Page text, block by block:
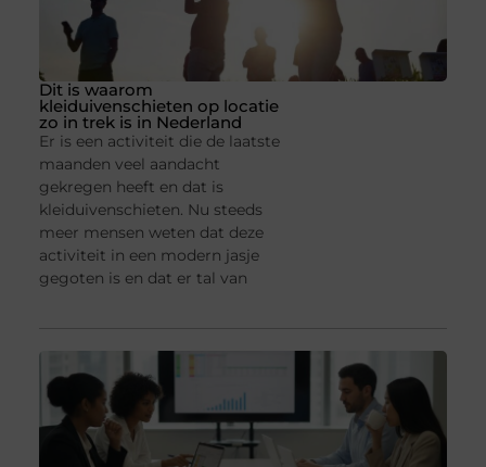
Dit is waarom
kleiduivenschieten op locatie
zo in trek is in Nederland
Er is een activiteit die de laatste
maanden veel aandacht
gekregen heeft en dat is
kleiduivenschieten. Nu steeds
meer mensen weten dat deze
activiteit in een modern jasje
gegoten is en dat er tal van